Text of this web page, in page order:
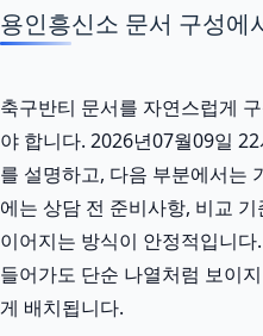
용인흥신소 문서 구성에
축구반티 문서를 자연스럽게
야 합니다. 2026년07월09일
를 설명하고, 다음 부분에서는
에는 상담 전 준비사항, 비교
이어지는 방식이 안정적입니
들어가도 단순 나열처럼 보이
게 배치됩니다.